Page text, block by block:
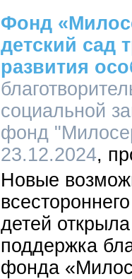
Фонд
детский сад
развития
социальной
фонд
23.12.2024
Новые
детей
поддержка
фонда